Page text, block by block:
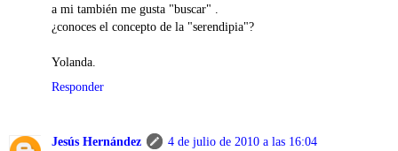
a mi también me gusta "buscar" .
¿conoces el concepto de la "serendipia"?
Yolanda.
Responder
Jesús Hernández
4 de julio de 2010 a las 16:04